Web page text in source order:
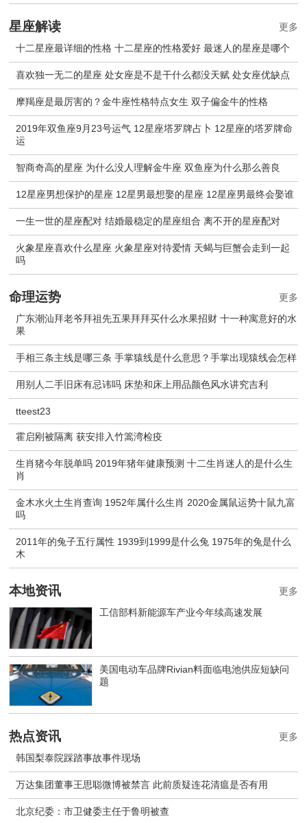
星座解读
十二星座最详细的性格 十二星座的性格爱好 最迷人的星座是哪个
喜欢独一无二的星座 处女座是不是干什么都没天赋 处女座优缺点
摩羯座是最厉害的？金牛座性格特点女生 双子偏金牛的性格
2019年双鱼座9月23号运气 12星座塔罗牌占卜 12星座的塔罗牌命
运
智商奇高的星座 为什么没人理解金牛座 双鱼座为什么那么善良
12星座男想保护的星座 12星男最想娶的星座 12星座男最终会娶谁
一生一世的星座配对 结婚最稳定的星座组合 离不开的星座配对
火象星座喜欢什么星座 火象星座对待爱情 天蝎与巨蟹会走到一起
吗
更多
命理运势
广东潮汕拜老爷拜祖先五果拜拜买什么水果招财 十一种寓意好的水
果
手相三条主线是哪三条 手掌猿线是什么意思？手掌出现猿线会怎样
用别人二手旧床有忌讳吗 床垫和床上用品颜色风水讲究吉利
tteest23
霍启刚被隔离 获安排入竹篙湾检疫
生肖猪今年脱单吗 2019年猪年健康预测 十二生肖迷人的是什么生
肖
金木水火土生肖查询 1952年属什么生肖 2020金属鼠运势十鼠九富
吗
2011年的兔子五行属性 1939到1999是什么兔 1975年的兔是什么
木
更多
本地资讯
工信部料新能源车产业今年续高速发展
美国电动车品牌Rivian料面临电池供应短缺问
题
更多
热点资讯
韩国梨泰院踩踏事故事件现场
万达集团董事王思聪微博被禁言 此前质疑连花清瘟是否有用
北京纪委：市卫健委主任于鲁明被查
更多